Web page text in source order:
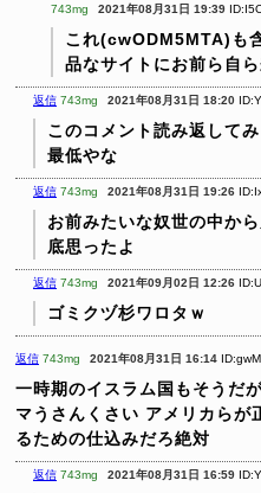
743mg 2021年08月31日 19:39
これ(cwODM5MTA)も
品なサイトにお前ら自
返信 743mg 2021年08月31日 18:20
このコメント読み返してみ
最低やな
返信 743mg 2021年08月31日 19:26
お前みたいな奴世の中か
底思ったよ
返信 743mg 2021年09月02日 12:26
ゴミクヅ杉ワロタｗ
返信 743mg 2021年08月31日 16:14
一時期のイスラム国もそうだ
マうさんくさい アメリカらが
るための仕込みだろ絶対
返信 743mg 2021年08月31日 16:59